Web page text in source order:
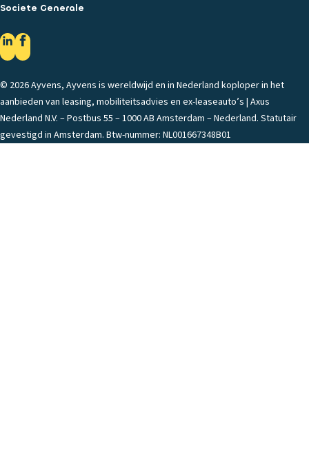
Societe Generale
© 2026 Ayvens, Ayvens is wereldwijd en in Nederland koploper in het
aanbieden van leasing, mobiliteitsadvies en ex-leaseauto’s | Axus
Nederland N.V. – Postbus 55 – 1000 AB Amsterdam – Nederland. Statutair
gevestigd in Amsterdam. Btw-nummer: NL001667348B01